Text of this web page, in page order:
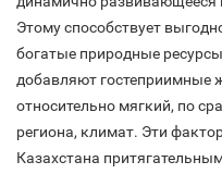
Этому способствует
богатые природные
добавляют гостеприимные
относительно мягкий, по
региона, климат. Эти
Казахстана